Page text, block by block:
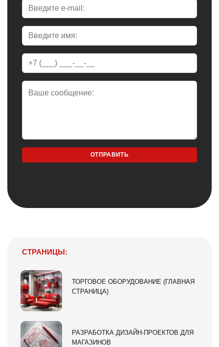
СТРАНИЦЫ:
ТОРГОВОЕ ОБОРУДОВАНИЕ (ГЛАВНАЯ
СТРАНИЦА)
РАЗРАБОТКА ДИЗАЙН-ПРОЕКТОВ ДЛЯ
МАГАЗИНОВ